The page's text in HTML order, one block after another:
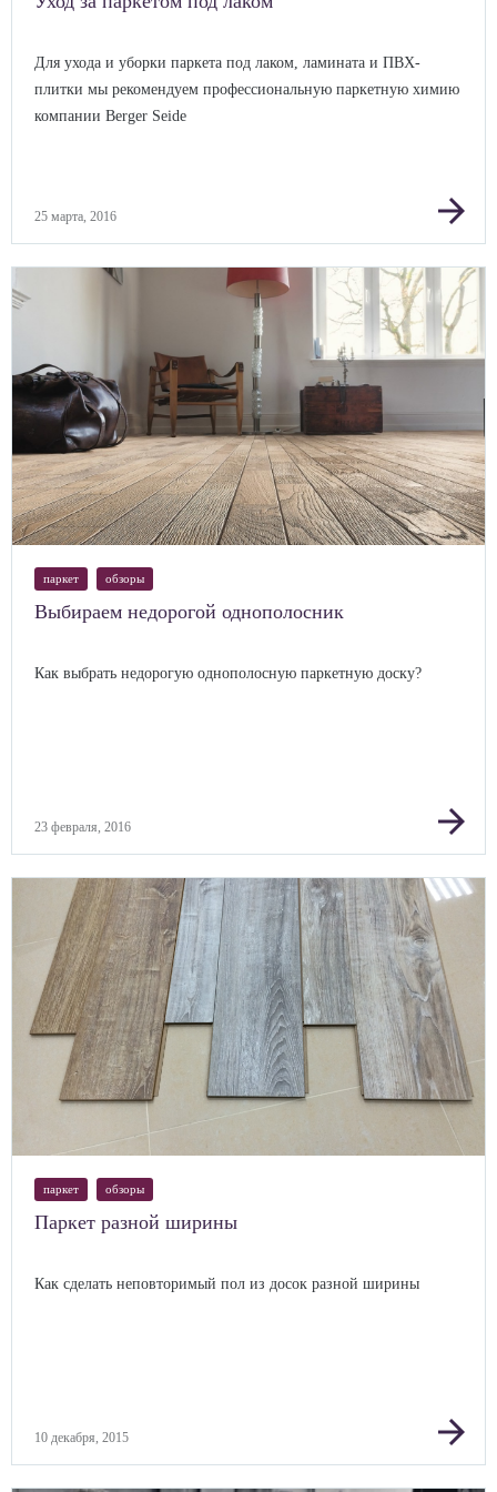
Для ухода и уборки паркета под лаком, ламината и ПВХ-
плитки мы рекомендуем профессиональную паркетную химию
компании Berger Seide
25 марта, 2016 arrow_forward
паркет обзоры
Выбираем недорогой однополосник
Как выбрать недорогую однополосную паркетную доску?
23 февраля, 2016 arrow_forward
паркет обзоры
Паркет разной ширины
Как сделать неповторимый пол из досок разной ширины
10 декабря, 2015 arrow_forward